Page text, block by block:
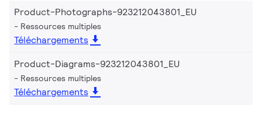
Product-Photographs-923212043801_EU
Ressources multiples
Téléchargements
Product-Diagrams-923212043801_EU
Ressources multiples
Téléchargements